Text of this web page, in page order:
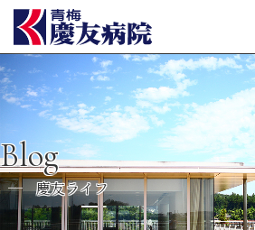
Blog
慶友ライフ